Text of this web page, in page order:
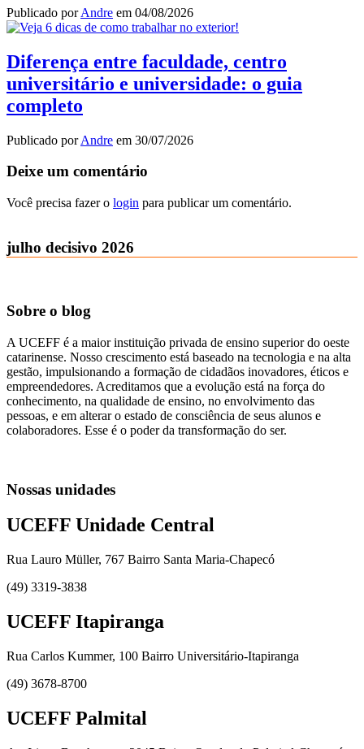
Publicado porAndre em 04/08/2026
Diferença entre faculdade, centro
universitário e universidade: o guia
completo
Publicado porAndre em 30/07/2026
Deixe um comentário
Você precisa fazer o login para publicar um comentário.
julho decisivo 2026
Sobre o blog
A UCEFF é a maior instituição privada de ensino superior do oeste
catarinense. Nosso crescimento está baseado na tecnologia e na alta
gestão, impulsionando a formação de cidadãos inovadores, éticos e
empreendedores. Acreditamos que a evolução está na força do
conhecimento, na qualidade de ensino, no envolvimento das
pessoas, e em alterar o estado de consciência de seus alunos e
colaboradores. Esse é o poder da transformação do ser.
Nossas unidades
UCEFF Unidade Central
Rua Lauro Müller, 767 Bairro Santa Maria-Chapecó
(49) 3319-3838
UCEFF Itapiranga
Rua Carlos Kummer, 100 Bairro Universitário-Itapiranga
(49) 3678-8700
UCEFF Palmital